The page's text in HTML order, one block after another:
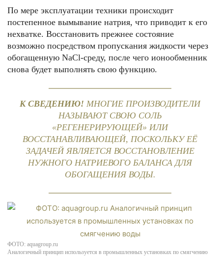
По мере эксплуатации техники происходит
постепенное вымывание натрия, что приводит к его
нехватке. Восстановить прежнее состояние
возможно посредством пропускания жидкости через
обогащенную NaCl-среду, после чего ионообменник
снова будет выполнять свою функцию.
К СВЕДЕНИЮ! МНОГИЕ ПРОИЗВОДИТЕЛИ
НАЗЫВАЮТ СВОЮ СОЛЬ
«РЕГЕНЕРИРУЮЩЕЙ» ИЛИ
ВОССТАНАВЛИВАЮЩЕЙ, ПОСКОЛЬКУ ЕЁ
ЗАДАЧЕЙ ЯВЛЯЕТСЯ ВОССТАНОВЛЕНИЕ
НУЖНОГО НАТРИЕВОГО БАЛАНСА ДЛЯ
ОБОГАЩЕНИЯ ВОДЫ.
ФОТО: aquagroup.ru
Аналогичный принцип используется в промышленных установках по смягчению